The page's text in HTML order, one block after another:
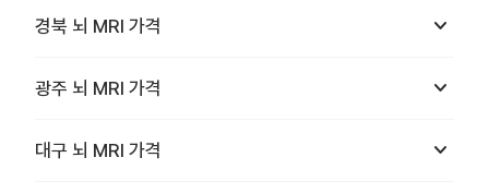
경북 뇌 MRI 가격 keyboard_arrow_down
광주 뇌 MRI 가격 keyboard_arrow_down
대구 뇌 MRI 가격 keyboard_arrow_down